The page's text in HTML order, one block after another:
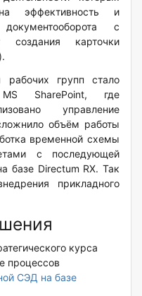
эффективность и
с
карточки
групп стало
MS SharePoint, где
управление
объём работы
временной схемы
с последующей
базе Directum RX. Так
прикладного
курса
процессов
СЭД на базе